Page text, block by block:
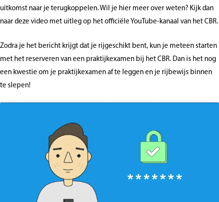
uitkomst naar je terugkoppelen. Wil je hier meer over weten? Kijk dan
naar deze video met uitleg op het officiële YouTube-kanaal van het CBR.
Zodra je het bericht krijgt dat je rijgeschikt bent, kun je meteen starten
met het reserveren van een praktijkexamen bij het CBR. Dan is het nog
een kwestie om je praktijkexamen af te leggen en je rijbewijs binnen
te slepen!